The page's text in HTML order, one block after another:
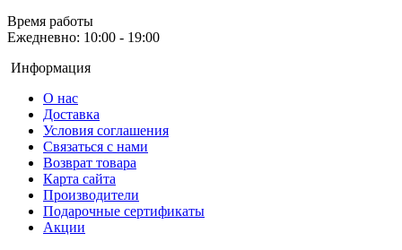
Время работы
Ежедневно: 10:00 - 19:00
Информация
О нас
Доставка
Условия соглашения
Связаться с нами
Возврат товара
Карта сайта
Производители
Подарочные сертификаты
Акции